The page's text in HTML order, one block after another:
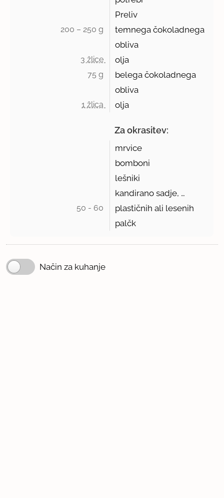
Preliv
200 – 250 g
temnega čokoladnega
obliva
3 žlice olja
75 g
belega čokoladnega
obliva
1 žlica olja
Za okrasitev:
mrvice
bomboni
lešniki
kandirano sadje, …
50 - 60
plastičnih ali lesenih
palčk
Način za kuhanje